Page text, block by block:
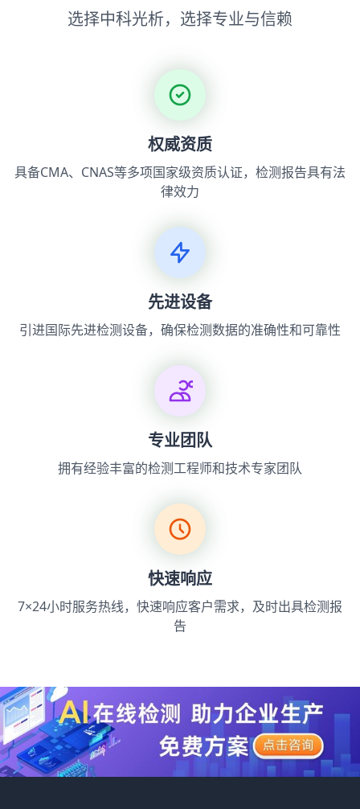
选择中科光析，选择专业与信赖
权威资质
具备CMA、CNAS等多项国家级资质认证，检测报告具有法
律效力
先进设备
引进国际先进检测设备，确保检测数据的准确性和可靠性
专业团队
拥有经验丰富的检测工程师和技术专家团队
快速响应
7×24小时服务热线，快速响应客户需求，及时出具检测报
告